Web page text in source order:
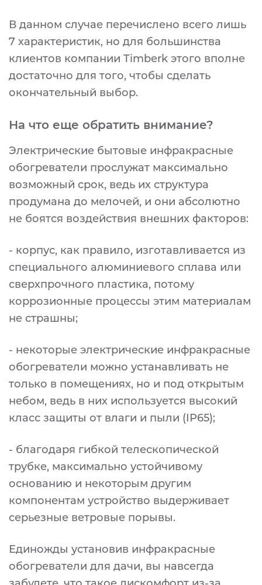
В данном случае перечислено всего лишь
7 характеристик, но для большинства
клиентов компании Timberk этого вполне
достаточно для того, чтобы сделать
окончательный выбор.
На что еще обратить внимание?
Электрические бытовые инфракрасные
обогреватели прослужат максимально
возможный срок, ведь их структура
продумана до мелочей, и они абсолютно
не боятся воздействия внешних факторов:
- корпус, как правило, изготавливается из
специального алюминиевого сплава или
сверхпрочного пластика, потому
коррозионные процессы этим материалам
не страшны;
- некоторые электрические инфракрасные
обогреватели можно устанавливать не
только в помещениях, но и под открытым
небом, ведь в них используется высокий
класс защиты от влаги и пыли (IP65);
- благодаря гибкой телескопической
трубке, максимально устойчивому
основанию и некоторым другим
компонентам устройство выдерживает
серьезные ветровые порывы.
Единожды установив инфракрасные
обогреватели для дачи, вы навсегда